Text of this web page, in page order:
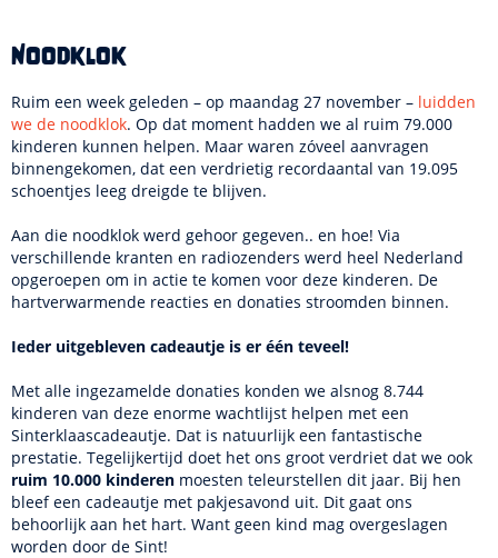
Noodklok
Ruim een week geleden – op maandag 27 november – luidden
we de noodklok. Op dat moment hadden we al ruim 79.000
kinderen kunnen helpen. Maar waren zóveel aanvragen
binnengekomen, dat een verdrietig recordaantal van 19.095
schoentjes leeg dreigde te blijven.
Aan die noodklok werd gehoor gegeven.. en hoe! Via
verschillende kranten en radiozenders werd heel Nederland
opgeroepen om in actie te komen voor deze kinderen. De
hartverwarmende reacties en donaties stroomden binnen.
Ieder uitgebleven cadeautje is er één teveel!
Met alle ingezamelde donaties konden we alsnog 8.744
kinderen van deze enorme wachtlijst helpen met een
Sinterklaascadeautje. Dat is natuurlijk een fantastische
prestatie. Tegelijkertijd doet het ons groot verdriet dat we ook
ruim 10.000 kinderen moesten teleurstellen dit jaar. Bij hen
bleef een cadeautje met pakjesavond uit. Dit gaat ons
behoorlijk aan het hart. Want geen kind mag overgeslagen
worden door de Sint!